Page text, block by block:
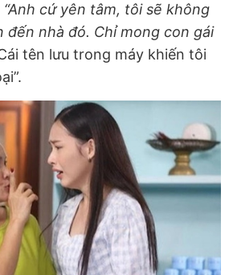
“Anh cứ yên tâm, tôi sẽ không
đến nhà đó. Chỉ mong con gái
tên lưu trong máy khiến tôi